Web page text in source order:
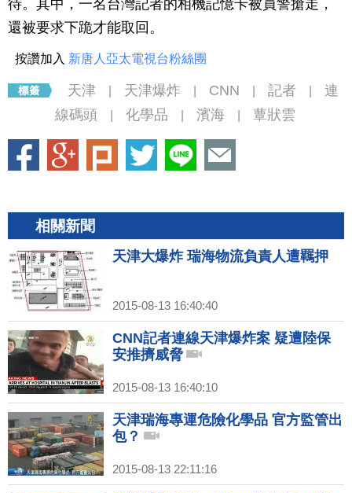
待。其中，一名台灣記者的相機記憶卡被員警搶走，
還被要求下跪才能取回。
按讚加入 新唐人亞太電視台粉絲團
天津 天津爆炸 CNN 記者
連
線碼頭
化學品 濱海 蕈狀雲
相關新聞
天津大爆炸 瑞海物流負責人遭羈押
2015-08-13 16:40:40
CNN記者連線天津爆炸案 疑遭陸保
安推擠威脅
2015-08-13 16:40:10
天津瑞海專運危險化學品 官方監管出
包？
2015-08-13 22:11:16